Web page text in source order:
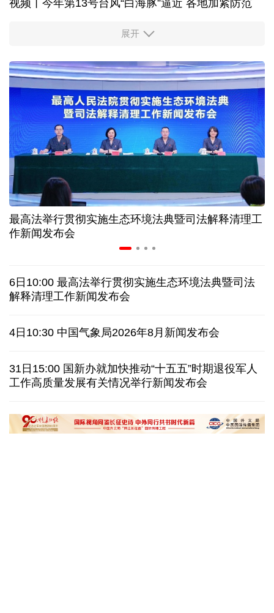
视频丨今年第13号台风“白海豚”逼近 各地加紧防范
柔性制造，高效匹配差异化需求
“零关税”实施100天 见证中非合作新气象
高温下用电负荷创新高 解码今夏的清凉底气
活力中国调研行丨弯道超车 如何“皖”美提速
年中经济观察 服务实体经济 财政金融打出"组合拳"
7月份中国仓储指数保持扩张 行业运行韧性较强
俄黑客称获取北约直接参与袭击俄领土证据
全球媒体聚焦︱外媒：美国劳动力市场正在走弱
日本在南鸟岛部署反舰导弹 暴露“再军事化”野心
外媒说丨中国在非洲青年群体中的好感度稳步上升
展开
最高法举行贯彻实施生态环境法典暨司法解释清理工
作新闻发布会
6日10:00 最高法举行贯彻实施生态环境法典暨司法
解释清理工作新闻发布会
4日10:30 中国气象局2026年8月新闻发布会
31日15:00 国新办就加快推动“十五五”时期退役军人
工作高质量发展有关情况举行新闻发布会